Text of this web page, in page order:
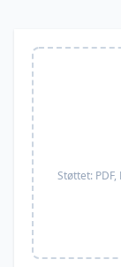
Støttet: PDF,